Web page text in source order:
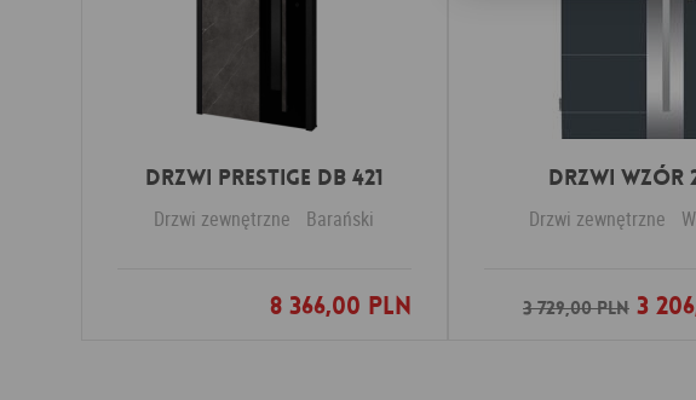
Drzwi PRESTIGE DB 421
Drzwi zewnętrzne Barański
8 366,00 PLN
Dodaj do ulubionych
Drzwi Wzór
Drzwi zewnętrzne
3 729,00 PLN3
Dodaj do